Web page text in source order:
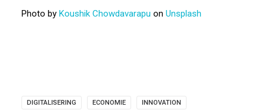
Photo by Koushik Chowdavarapu on Unsplash
DIGITALISERING ECONOMIE INNOVATION